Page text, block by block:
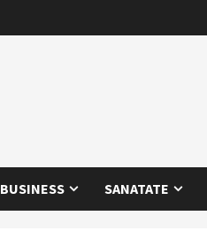
BUSINESS SANATATE